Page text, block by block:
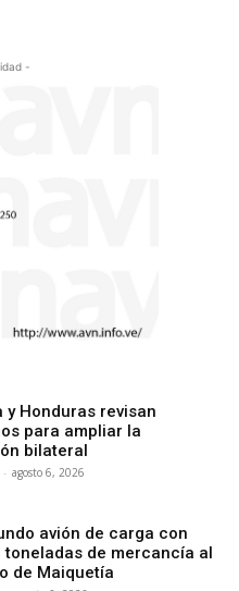
-
y Honduras revisan
para ampliar la
bilateral
- agosto 6, 2026
avión de carga con
toneladas de mercancía al
de Maiquetía